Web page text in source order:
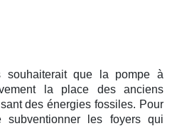
souhaiterait que la pompe à
la place des anciens
des énergies fossiles. Pour
les foyers qui